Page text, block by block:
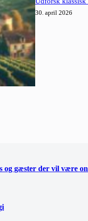
30. april 2026
og gæster der vil være